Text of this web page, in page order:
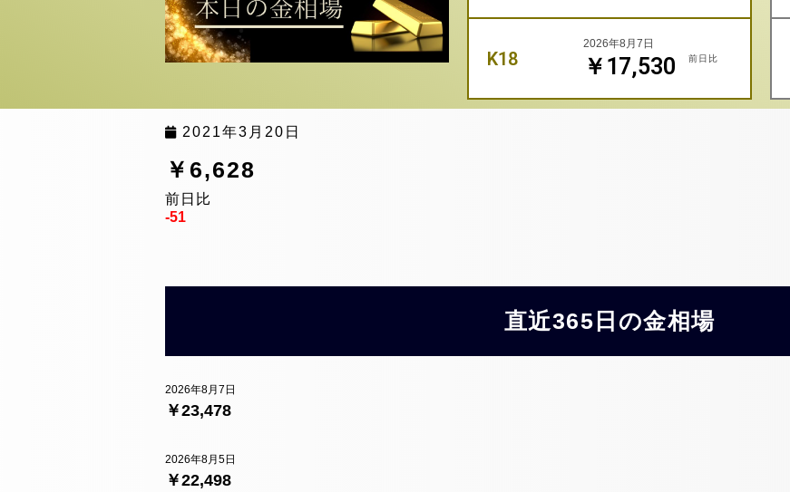
K18 ￥17,530
2026年8月7日
前日比
2021年3月20日
￥6,628
前日比
-51
直近365日の金相場
￥23,478
2026年8月7日
￥22,498
2026年8月5日